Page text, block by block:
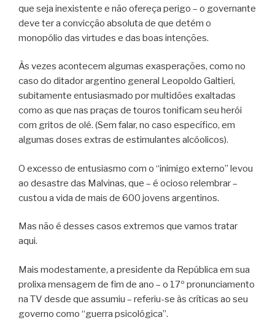
que seja inexistente e não ofereça perigo – o governante
deve ter a convicção absoluta de que detém o
monopólio das virtudes e das boas intenções.
Às vezes acontecem algumas exasperações, como no
caso do ditador argentino general Leopoldo Galtieri,
subitamente entusiasmado por multidões exaltadas
como as que nas praças de touros tonificam seu herói
com gritos de olé. (Sem falar, no caso específico, em
algumas doses extras de estimulantes alcóolicos).
O excesso de entusiasmo com o “inimigo externo” levou
ao desastre das Malvinas, que – é ocioso relembrar –
custou a vida de mais de 600 jovens argentinos.
Mas não é desses casos extremos que vamos tratar
aqui.
Mais modestamente, a presidente da República em sua
prolixa mensagem de fim de ano – o 17º pronunciamento
na TV desde que assumiu – referiu-se às críticas ao seu
governo como “guerra psicológica”.